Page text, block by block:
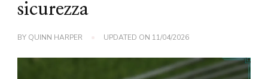
sicurezza
BY QUINN HARPER UPDATED ON 11/04/2026